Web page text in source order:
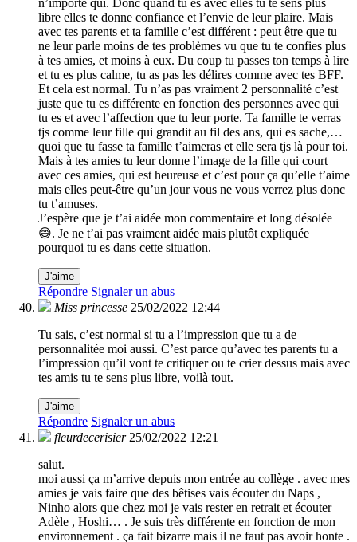
n’importe qui. Donc quand tu es avec elles tu te sens plus
libre elles te donne confiance et l’envie de leur plaire. Mais
avec tes parents et ta famille c’est différent : peut être que tu
ne leur parle moins de tes problèmes vu que tu te confies plus
à tes amies, et moins à eux. Du coup tu passes ton temps à lire
et tu es plus calme, tu as pas les délires comme avec tes BFF.
Et cela est normal. Tu n’as pas vraiment 2 personnalité c’est
juste que tu es différente en fonction des personnes avec qui
tu es et avec l’affection que tu leur porte. Ta famille te verras
tjs comme leur fille qui grandit au fil des ans, qui es sache,…
quoi que tu fasse ta famille t’aimeras et elle sera tjs là pour toi.
Mais à tes amies tu leur donne l’image de la fille qui court
avec ces amies, qui est heureuse et c’est pour ça qu’elle t’aime
mais elles peut-être qu’un jour vous ne vous verrez plus donc
tu t’amuses.
J’espère que je t’ai aidée mon commentaire et long désolée
😅. Je ne t’ai pas vraiment aidée mais plutôt expliquée
pourquoi tu es dans cette situation.
J'aime
Répondre Signaler un abus
Miss princesse 25/02/2022 12:44
Tu sais, c’est normal si tu a l’impression que tu a de
personnalitée moi aussi. C’est parce qu’avec tes parents tu a
l’impression qu’il vont te critiquer ou te crier dessus mais avec
tes amis tu te sens plus libre, voilà tout.
J'aime
Répondre Signaler un abus
fleurdecerisier 25/02/2022 12:21
salut.
moi aussi ça m’arrive depuis mon entrée au collège . avec mes
amies je vais faire que des bêtises vais écouter du Naps ,
Ninho alors que chez moi je vais rester en retrait et écouter
Adèle , Hoshi… . Je suis très différente en fonction de mon
environnement . ça fait bizarre mais il ne faut pas avoir honte .